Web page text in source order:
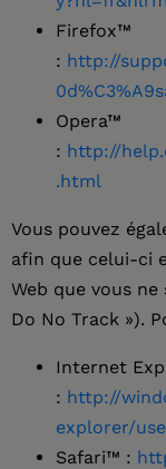
Firefox™
: http://
Opera™
: http://
.html
Vous pouvez
afin que celui-ci
Web que vous
Do No Track »).
Internet
: http://
explorer/
Safari™ :